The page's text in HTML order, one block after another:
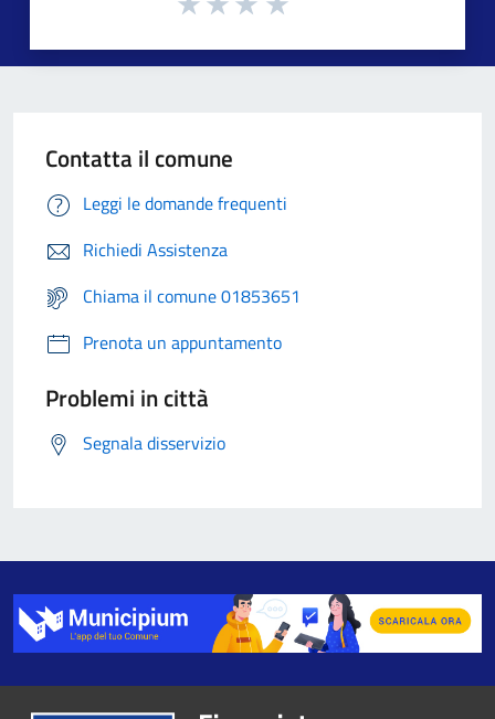
Contatta il comune
Leggi le domande frequenti
Richiedi Assistenza
Chiama il comune 01853651
Prenota un appuntamento
Problemi in città
Segnala disservizio